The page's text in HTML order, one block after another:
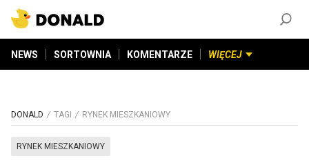
NEWS SORTOWNIA KOMENTARZE WIĘCEJ
DONALD TAGI RYNEK MIESZKANIOWY
RYNEK MIESZKANIOWY